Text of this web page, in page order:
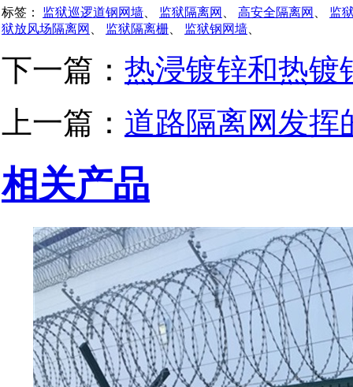
标签： 监狱巡逻道钢网墙 监狱隔离网 高安全隔离网
监
狱放风场隔离网
监狱隔离栅 监狱钢网墙
下一篇： 热浸镀锌和热镀
上一篇： 道路隔离网发挥
相关产品